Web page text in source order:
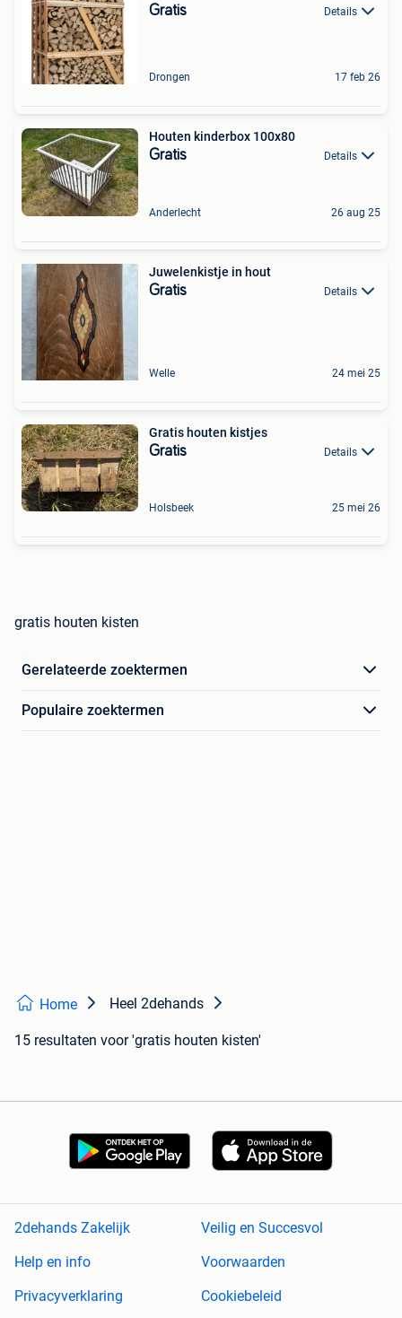
Gratis Details
Drongen 17 feb 26
Houten kinderbox 100x80
Gratis Details
Anderlecht 26 aug 25
Juwelenkistje in hout
Gratis Details
Welle 24 mei 25
Gratis houten kistjes
Gratis Details
Holsbeek 25 mei 26
gratis houten kisten
Gerelateerde zoektermen
Populaire zoektermen
Home Heel 2dehands
15 resultaten voor 'gratis houten kisten'
2dehands Zakelijk
Veilig en Succesvol
Help en info
Voorwaarden
Privacyverklaring
Cookiebeleid